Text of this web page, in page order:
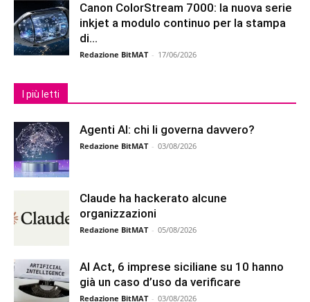
Canon ColorStream 7000: la nuova serie
inkjet a modulo continuo per la stampa
di...
Redazione BitMAT - 17/06/2026
I più letti
Agenti AI: chi li governa davvero?
Redazione BitMAT - 03/08/2026
Claude ha hackerato alcune
organizzazioni
Redazione BitMAT - 05/08/2026
AI Act, 6 imprese siciliane su 10 hanno
già un caso d’uso da verificare
Redazione BitMAT - 03/08/2026